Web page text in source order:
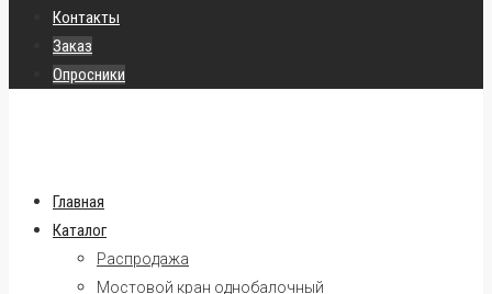
Контакты
Заказ
Опросники
Главная
Каталог
Распродажа
Мостовой кран однобалочный